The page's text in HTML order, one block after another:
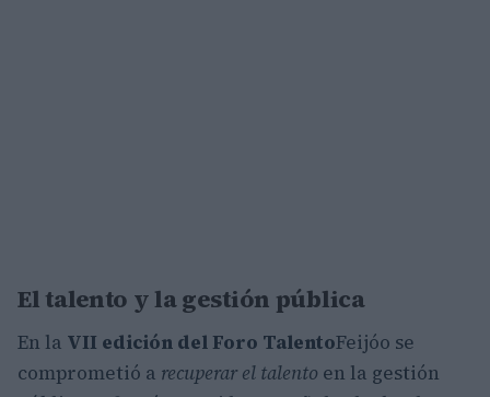
El talento y la gestión pública
En la VII edición del Foro TalentoFeijóo se
comprometió a recuperar el talento en la gestión